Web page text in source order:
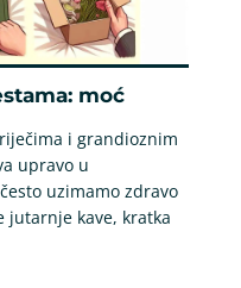
moć
i grandioznim
upravo u
uzimamo zdravo
jutarnje kave, kratka